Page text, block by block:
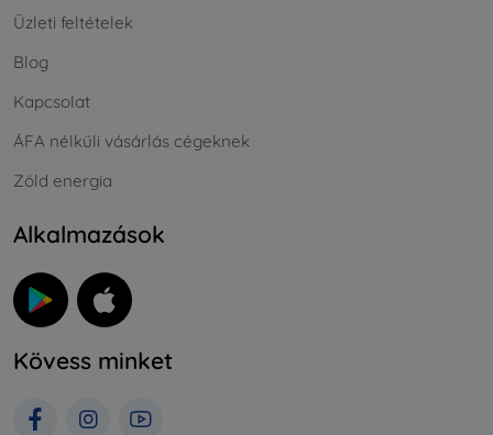
Üzleti feltételek
Blog
Kapcsolat
ÁFA nélküli vásárlás cégeknek
Zöld energia
Alkalmazások
Kövess minket